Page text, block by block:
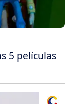
5 películas